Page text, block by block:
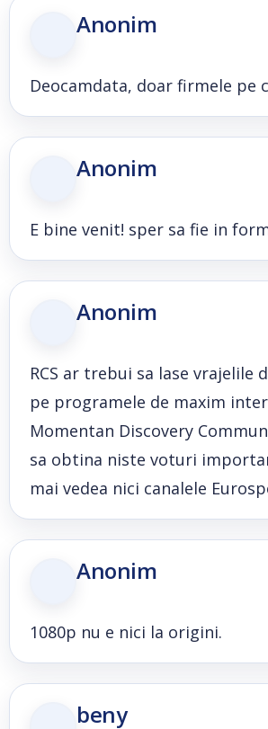
Anonim
Deocamdata, doar firmele pe
Anonim
E bine venit! sper sa fie in
Anonim
RCS ar trebui sa lase
pe programele de maxim
Momentan Discovery
sa obtina niste voturi
mai vedea nici canalele
Anonim
1080p nu e nici la origini.
beny